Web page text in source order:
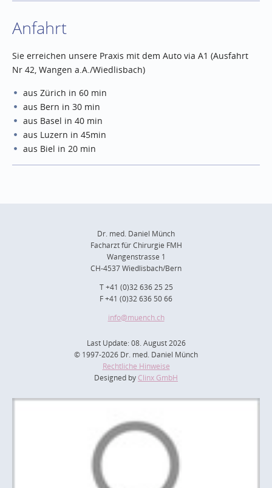
Anfahrt
Sie erreichen unsere Praxis mit dem Auto via A1 (Ausfahrt
Nr 42, Wangen a.A./Wiedlisbach)
aus Zürich in 60 min
aus Bern in 30 min
aus Basel in 40 min
aus Luzern in 45min
aus Biel in 20 min
Dr. med. Daniel Münch
Facharzt für Chirurgie FMH
Wangenstrasse 1
CH-4537 Wiedlisbach/Bern
T +41 (0)32 636 25 25
F +41 (0)32 636 50 66
info@muench.ch
Last Update: 08. August 2026
© 1997-2026 Dr. med. Daniel Münch
Rechtliche Hinweise
Designed by Clinx GmbH